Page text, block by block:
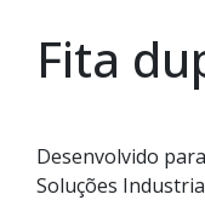
Fita
Desenvolvido
Soluções